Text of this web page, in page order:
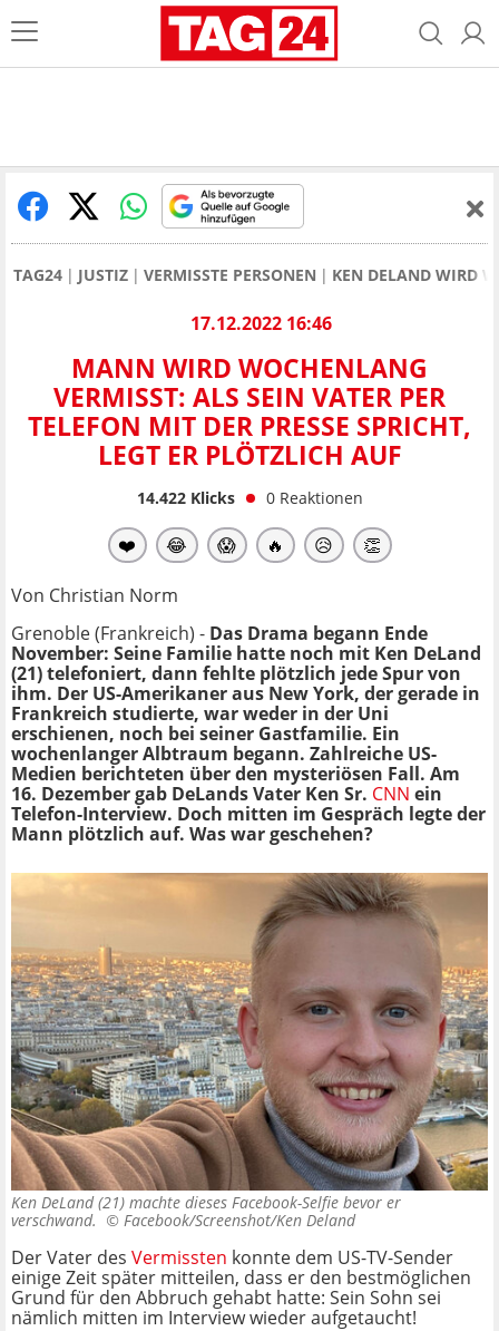
TAG24 JUSTIZ VERMISSTE PERSONEN KEN DELAND WIRD
17.12.2022 16:46
MANN WIRD WOCHENLANG
VERMISST: ALS SEIN VATER PER
TELEFON MIT DER PRESSE SPRICHT,
LEGT ER PLÖTZLICH AUF
14.422Klicks 0 Reaktionen
❤️ 😂 😱 🔥 😥 👏
Von Christian Norm
Grenoble (Frankreich) - Das Drama begann Ende
November: Seine Familie hatte noch mit Ken DeLand
(21) telefoniert, dann fehlte plötzlich jede Spur von
ihm. Der US-Amerikaner aus New York, der gerade in
Frankreich studierte, war weder in der Uni
erschienen, noch bei seiner Gastfamilie. Ein
wochenlanger Albtraum begann. Zahlreiche US-
Medien berichteten über den mysteriösen Fall. Am
16. Dezember gab DeLands Vater Ken Sr. CNN ein
Telefon-Interview. Doch mitten im Gespräch legte der
Mann plötzlich auf. Was war geschehen?
Ken DeLand (21) machte dieses Facebook-Selfie bevor er
verschwand. © Facebook/Screenshot/Ken Deland
Der Vater des Vermissten konnte dem US-TV-Sender
einige Zeit später mitteilen, dass er den bestmöglichen
Grund für den Abbruch gehabt hatte: Sein Sohn sei
nämlich mitten im Interview wieder aufgetaucht!